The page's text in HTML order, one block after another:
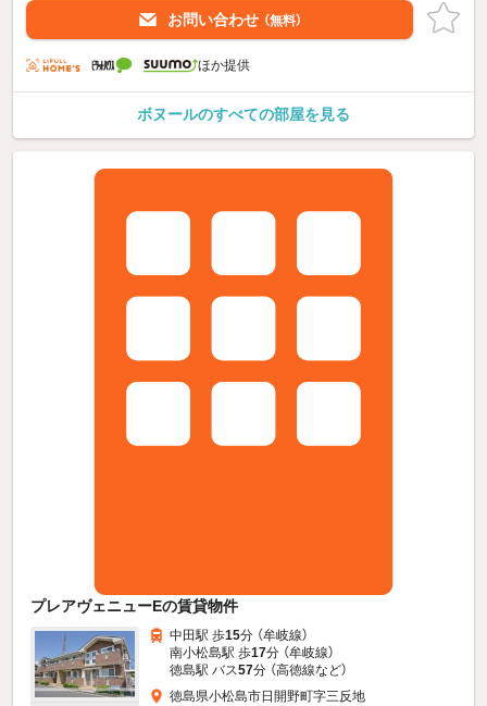
お問い合わせ （無料）
ほか提供
ボヌールのすべての部屋を見る
プレアヴェニューEの賃貸物件
中田駅 歩15分 （牟岐線）
南小松島駅 歩17分 （牟岐線）
徳島駅 バス57分 （高徳線など）
徳島県小松島市日開野町字三反地